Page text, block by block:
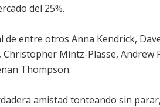
del 25%.
de entre otros Anna Kendrick,
, Christopher Mintz-Plasse, Andrew
Thompson.
amistad tonteando sin